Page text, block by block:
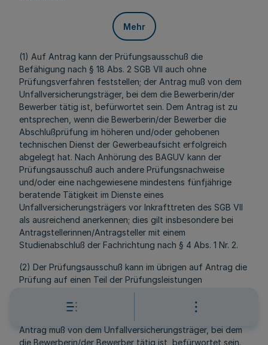
Mehr
(1) Auf Antrag kann der Prüfungsausschuß die
Befähigung nach § 18 Abs. 2 SGB VII auch ohne
Prüfungsverfahren feststellen; der Antrag muß von dem
Unfallversicherungsträger, bei dem die Bewerberin/der
Bewerber tätig ist, befürwortet sein. Dem Antrag ist zu
entsprechen, wenn die Bewerberin/der Bewerber die
Abschlußprüfung im höheren und/oder gehobenen
technischen Dienst der Gewerbeaufsicht erfolgreich
abgelegt hat. Nach Anhörung des BAGUV kann der
Prüfungsausschuß auch andere Prüfungsnachweise
und/oder eine nachgewiesene mindestens fünfjährige
beratende Tätigkeit im Dienste eines
Unfallversicherungsträgers vor Inkrafttreten des SGB VII
als ausreichend anerkennen; dies gilt insbesondere bei
Antragstellerinnen/Antragsteller mit einem
Studienabschluß der Fachrichtung nach § 4 Abs. 1 Nr. 2.
(2) Der Prüfungsausschuß kann im übrigen auf Antrag die
Prüfung auf einen Teil der Prüfungsleistungen
beschränken, wenn die Antragstellerin/der Antragsteller
den Nachweis führt, daß sie/er gleichwertige fachliche
Antrag muß von dem Unfallversicherungsträger, bei dem
die Bewerberin/der Bewerber tätig ist, befürwortet sein.